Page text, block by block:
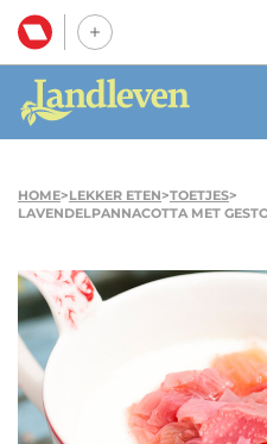
HOME>LEKKER ETEN>TOETJES>
LAVENDELPANNACOTTA MET